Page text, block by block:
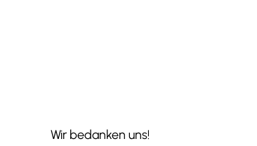
Wir bedanken uns!